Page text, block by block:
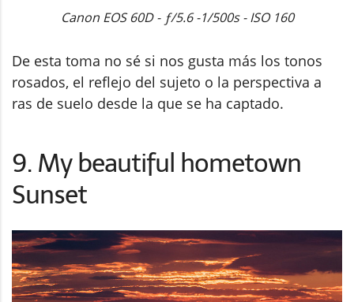
Canon EOS 60D - ƒ/5.6 -1/500s - ISO 160
De esta toma no sé si nos gusta más los tonos
rosados, el reflejo del sujeto o la perspectiva a
ras de suelo desde la que se ha captado.
9. My beautiful hometown
Sunset